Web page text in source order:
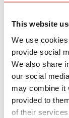
This website
We use
provide social
We also share
our social
may combine it
provided to
of their
Pre